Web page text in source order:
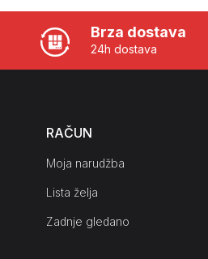
Brza dostava
24h dostava
RAČUN
Moja narudžba
Lista želja
Zadnje gledano